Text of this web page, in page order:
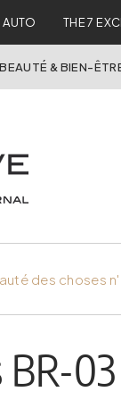
AUTO THE 7
BEAUTÉ & BIEN-
des choses
BR-